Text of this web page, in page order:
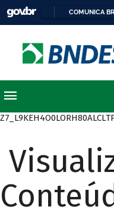
COMUNICA BR